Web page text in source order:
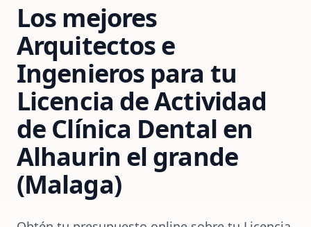
Los mejores
Arquitectos e
Ingenieros para tu
Licencia de Actividad
de Clínica Dental en
Alhaurin el grande
(Malaga)